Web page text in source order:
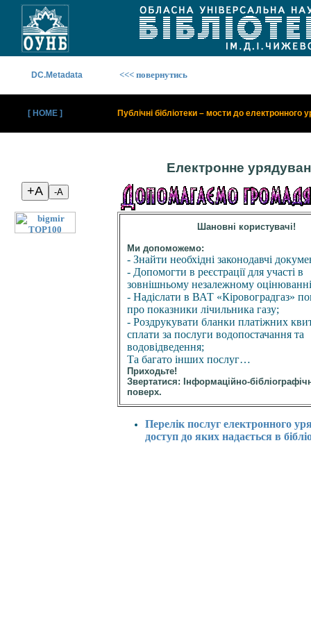
DC.Metadata <<< повернутись
[ HOME ] Публічні бібліотеки – мости до електронного
Електронне
Шановні користувачі!
Ми допоможемо:
- Знайти необхідні законодавчі
- Допомогти в реєстрації для участі в
зовнішньому незалежному
- Надіслати в ВАТ «Кіровоградгаз»
про показники лічильника газу;
- Роздрукувати бланки платіжних
сплати за послуги водопостачання та
водовідведення;
Та багато інших послуг…
Приходьте!
Звертатися: Інформаційно-
поверх.
Перелік послуг електронного
доступ до яких надається в